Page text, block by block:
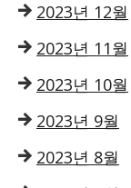
2023년 12월
2023년 11월
2023년 10월
2023년 9월
2023년 8월